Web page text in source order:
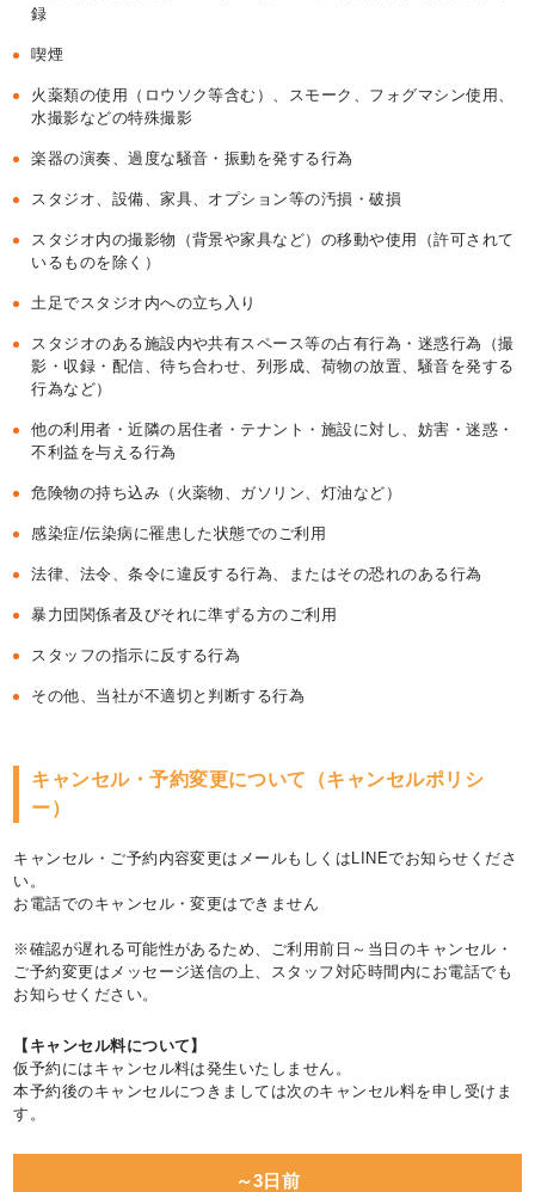
録
喫煙
火薬類の使用（ロウソク等含む）、スモーク、フォグマシン使用、
水撮影などの特殊撮影
楽器の演奏、過度な騒音・振動を発する行為
スタジオ、設備、家具、オプション等の汚損・破損
スタジオ内の撮影物（背景や家具など）の移動や使用（許可されて
いるものを除く）
土足でスタジオ内への立ち入り
スタジオのある施設内や共有スペース等の占有行為・迷惑行為（撮
影・収録・配信、待ち合わせ、列形成、荷物の放置、騒音を発する
行為など）
他の利用者・近隣の居住者・テナント・施設に対し、妨害・迷惑・
不利益を与える行為
危険物の持ち込み（火薬物、ガソリン、灯油など）
感染症/伝染病に罹患した状態でのご利用
法律、法令、条令に違反する行為、またはその恐れのある行為
暴力団関係者及びそれに準ずる方のご利用
スタッフの指示に反する行為
その他、当社が不適切と判断する行為
キャンセル・予約変更について（キャンセルポリシ
ー）
キャンセル・ご予約内容変更はメールもしくはLINEでお知らせくださ
い。
お電話でのキャンセル・変更はできません
※確認が遅れる可能性があるため、ご利用前日～当日のキャンセル・
ご予約変更はメッセージ送信の上、スタッフ対応時間内にお電話でも
お知らせください。
【キャンセル料について】
仮予約にはキャンセル料は発生いたしません。
本予約後のキャンセルにつきましては次のキャンセル料を申し受けま
す。
～3日前